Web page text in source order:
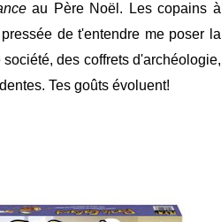
au Père Noël. Les copains à
ressée de t'entendre me poser la
des coffrets d'archéologie,
Tes goûts évoluent!